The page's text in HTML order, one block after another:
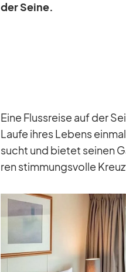
der Seine.
Eine Fluss­reise auf der
Laufe ih­res Le­bens
sucht und bie­tet sei­nen
ren stim­mungs­volle